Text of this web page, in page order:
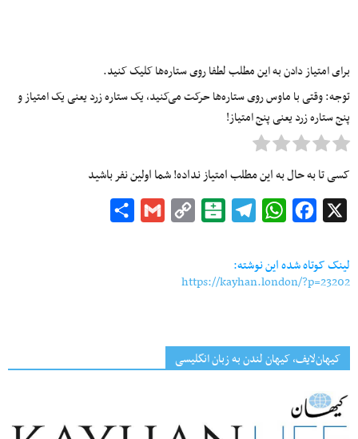
برای امتیاز دادن به این مطلب لطفا روی ستاره‌ها کلیک کنید.
توجه: وقتی با ماوس روی ستاره‌ها حرکت می‌کنید، یک ستاره زرد یعنی یک امتیاز و
پنج ستاره زرد یعنی پنج امتیاز!
کسی تا به حال به این مطلب امتیاز نداده! شما اولین نفر باشید
Facebook
WhatsApp
Telegram
Balatarin
Copy
Gmail
لینک کوتاه شده این نوشته:
https://kayhan.london/?p=23202
کیهان‌لایف، کیهان لندن به زبان انگلیسی